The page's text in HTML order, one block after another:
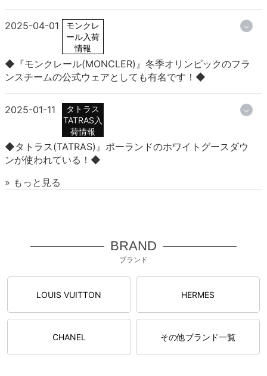
2025-04-01
モンクレ
ール入荷
情報
◆『モンクレール(MONCLER)』冬季オリンピックのフラ
ンスチームの公式ウェアとしても有名です！◆
2025-01-11
タトラス
TATRAS入
荷情報
◆タトラス(TATRAS)』ポーランドのホワイトグースダウ
ンが使われている！◆
» もっと見る
BRAND
ブランド
LOUIS VUITTON HERMES
CHANEL その他ブランド一覧